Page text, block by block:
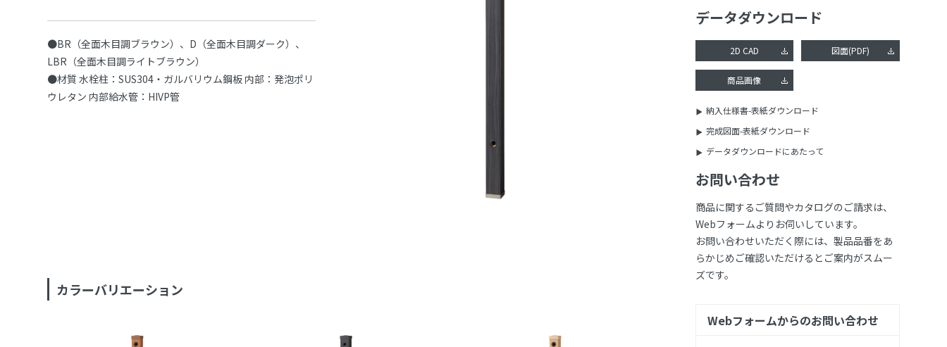
●BR（全面木目調ブラウン）、D（全面木目調ダーク）、
LBR（全面木目調ライトブラウン）
●材質 水栓柱：SUS304・ガルバリウム鋼板 内部：発泡ポリ
ウレタン 内部給水管：HIVP管
カラーバリエーション
データダウンロード
2D CAD 図面(PDF)
商品画像
納入仕様書-表紙ダウンロード
完成図面-表紙ダウンロード
データダウンロードにあたって
お問い合わせ
商品に関するご質問やカタログのご請求は、
Webフォームよりお伺いしています。
お問い合わせいただく際には、製品品番をあ
らかじめご確認いただけるとご案内がスムー
ズです。
Webフォームからのお問い合わせ